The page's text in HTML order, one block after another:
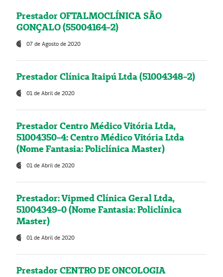
Prestador OFTALMOCLÍNICA SÃO
GONÇALO (55004164-2)
07 de Agosto de 2020
Prestador Clínica Itaipú Ltda (51004348-2)
01 de Abril de 2020
Prestador Centro Médico Vitória Ltda,
51004350-4: Centro Médico Vitória Ltda
(Nome Fantasia: Policlínica Master)
01 de Abril de 2020
Prestador: Vipmed Clínica Geral Ltda,
51004349-0 (Nome Fantasia: Policlínica
Master)
01 de Abril de 2020
Prestador CENTRO DE ONCOLOGIA